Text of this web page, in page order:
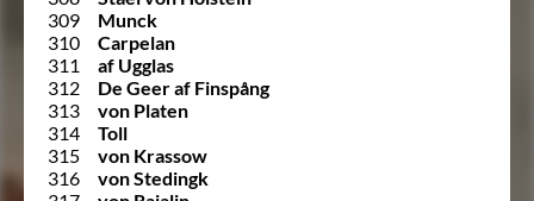
309
Munck
310
Carpelan
311
af Ugglas
312
De Geer af Finspång
313
von Platen
314
Toll
315
von Krassow
316
von Stedingk